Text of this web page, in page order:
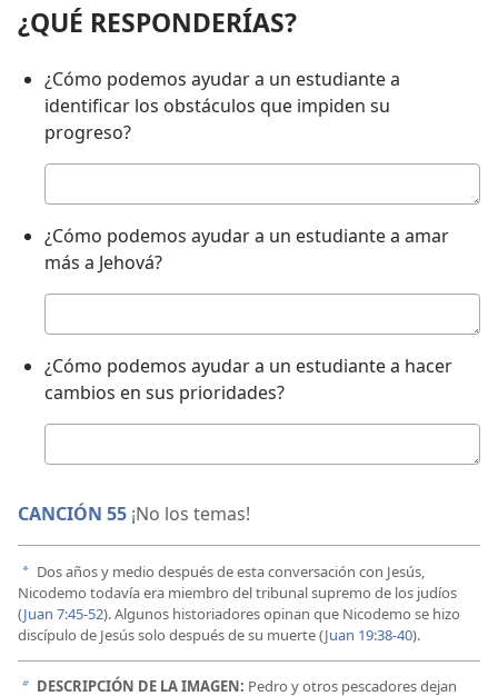
¿QUÉ RESPONDERÍAS?
¿Cómo podemos ayudar a un estudiante a
identificar los obstáculos que impiden su
progreso?
¿Cómo podemos ayudar a un estudiante a amar
más a Jehová?
¿Cómo podemos ayudar a un estudiante a hacer
cambios en sus prioridades?
CANCIÓN 55 ¡No los temas!
a Dos años y medio después de esta conversación con Jesús,
Nicodemo todavía era miembro del tribunal supremo de los judíos
(Juan 7:45-52). Algunos historiadores opinan que Nicodemo se hizo
discípulo de Jesús solo después de su muerte (Juan 19:38-40).
b DESCRIPCIÓN DE LA IMAGEN: Pedro y otros pescadores dejan